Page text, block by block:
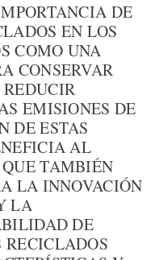
DE
EN LOS
COMO UNA
CONSERVAR
EMISIONES DE
DE ESTAS
AL
TAMBIÉN
LA INNOVACIÓN
LA
DE